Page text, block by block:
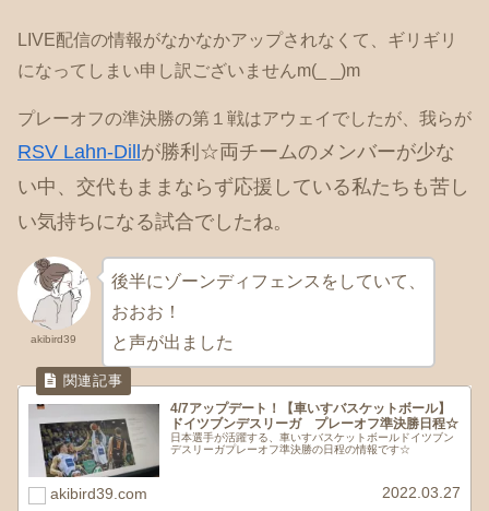
LIVE配信の情報がなかなかアップされなくて、ギリギリ
になってしまい申し訳ございませんm(_ _)m
プレーオフの準決勝の第１戦はアウェイでしたが、我らが
RSV Lahn-Dill が勝利☆両チームのメンバーが少な
い中、交代もままならず応援している私たちも苦し
い気持ちになる試合でしたね。
akibird39
後半にゾーンディフェンスをしていて、
おおお！
と声が出ました
4/7アップデート！【車いすバスケットボール】
ドイツブンデスリーガ プレーオフ準決勝日程☆
日本選手が活躍する、車いすバスケットボールドイツブン
デスリーガプレーオフ準決勝の日程の情報です☆
akibird39.com 2022.03.27